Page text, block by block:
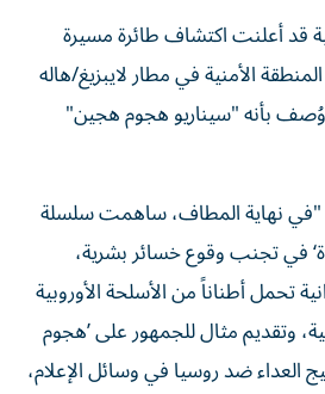
قد أعلنت اكتشاف طائرة مسيرة
الأمنية في مطار لايبزيغ/هاله
بأنه "سيناريو هجوم هجين"
"في نهاية المطاف، ساهمت سلسلة
في تجنب وقوع خسائر بشرية،
تحمل أطناناً من الأسلحة الأوروبية
وتقديم مثال للجمهور على ’هجوم
العداء ضد روسيا في وسائل الإعلام،